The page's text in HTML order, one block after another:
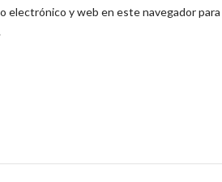
electrónico y web en este navegador para